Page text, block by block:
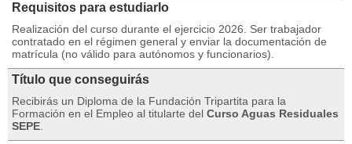
Requisitos para estudiarlo
Realización del curso durante el ejercicio 2026. Ser trabajador
contratado en el régimen general y enviar la documentación de
matrícula (no válido para autónomos y funcionarios).
Título que conseguirás
Recibirás un Diploma de la Fundación Tripartita para la
Formación en el Empleo al titularte del Curso Aguas Residuales
SEPE